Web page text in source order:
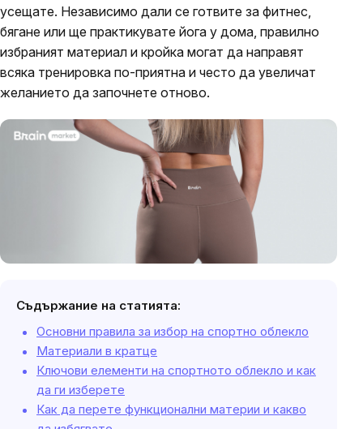
усещате. Независимо дали се готвите за фитнес,
бягане или ще практикувате йога у дома, правилно
избраният материал и кройка могат да направят
всяка тренировка по-приятна и често да увеличат
желанието да започнете отново.
Съдържание на статията:
Основни правила за избор на спортно облекло
Материали в кратце
Ключови елементи на спортното облекло и как
да ги изберете
Как да перете функционални материи и какво